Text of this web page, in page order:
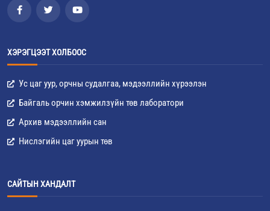
ХЭРЭГЦЭЭТ ХОЛБООС
Ус цаг уур, орчны судалгаа, мэдээллийн хүрээлэн
Байгаль орчин хэмжилзүйн төв лаборатори
Архив мэдээллийн сан
Нислэгийн цаг уурын төв
САЙТЫН ХАНДАЛТ